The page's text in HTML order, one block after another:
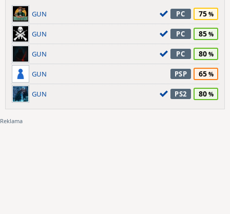
GUN PC 75
GUN PC 85
GUN PC 80
GUN PSP 65
GUN PS2 80